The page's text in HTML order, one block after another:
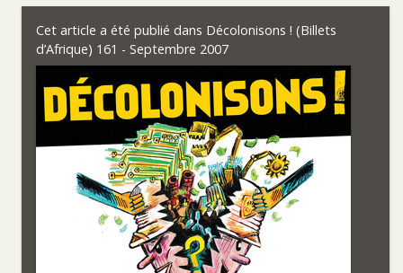
Cet article a été publié dans Décolonisons ! (Billets
d’Afrique) 161 - Septembre 2007